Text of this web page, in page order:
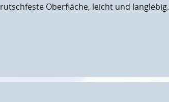
Oberfläche, leicht und langlebig.